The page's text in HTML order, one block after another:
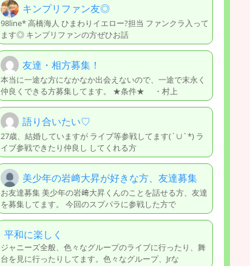
キンプリファン友◎
98line* 高橋海人 ひまわりイエロー?担当 ファンクラ入って
ます◎ キンプリファンの方ぜひお話
友達・相方募集！
本当に一途な方になかなか出会えないので、一途で末永く
仲良くできる方募集してます。 ★条件★ ・村上
語り合いたい♡
27歳、結婚していますが ライブ等参戦してます(´∪︎`*) ラ
イブ参戦できたり仲良し してくれる方
美少年の岩﨑大昇が好きな方、友達募集
お友達募集 美少年の岩﨑大昇くんのことを話せる方、友達
を募集してます。 今回のスプパラに参戦した方で
平和に楽しく
ジャニーズ全般、色々なグループのライブに行ったり、舞
台を見に行ったりしてます。色々なグループ、Jrな